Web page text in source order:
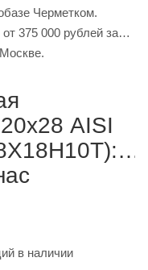
Черметком.
375 000 рублей за
Москве.
AISI
в наличии